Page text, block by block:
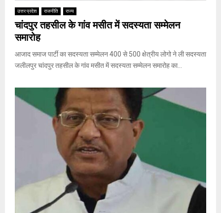
उत्तर प्रदेश राजनीति राज्य
चांदपुर तहसील के गांव मसीत में सदस्यता सम्मेलन
समारोह
आजाद समाज पार्टी का सदस्यता सम्मेलन 400 से 500 क्षेत्रीय लोगो ने ली सदस्यता
जलीलपुर चांदपुर तहसील के गांव मसीत में सदस्यता सम्मेलन समारोह का...